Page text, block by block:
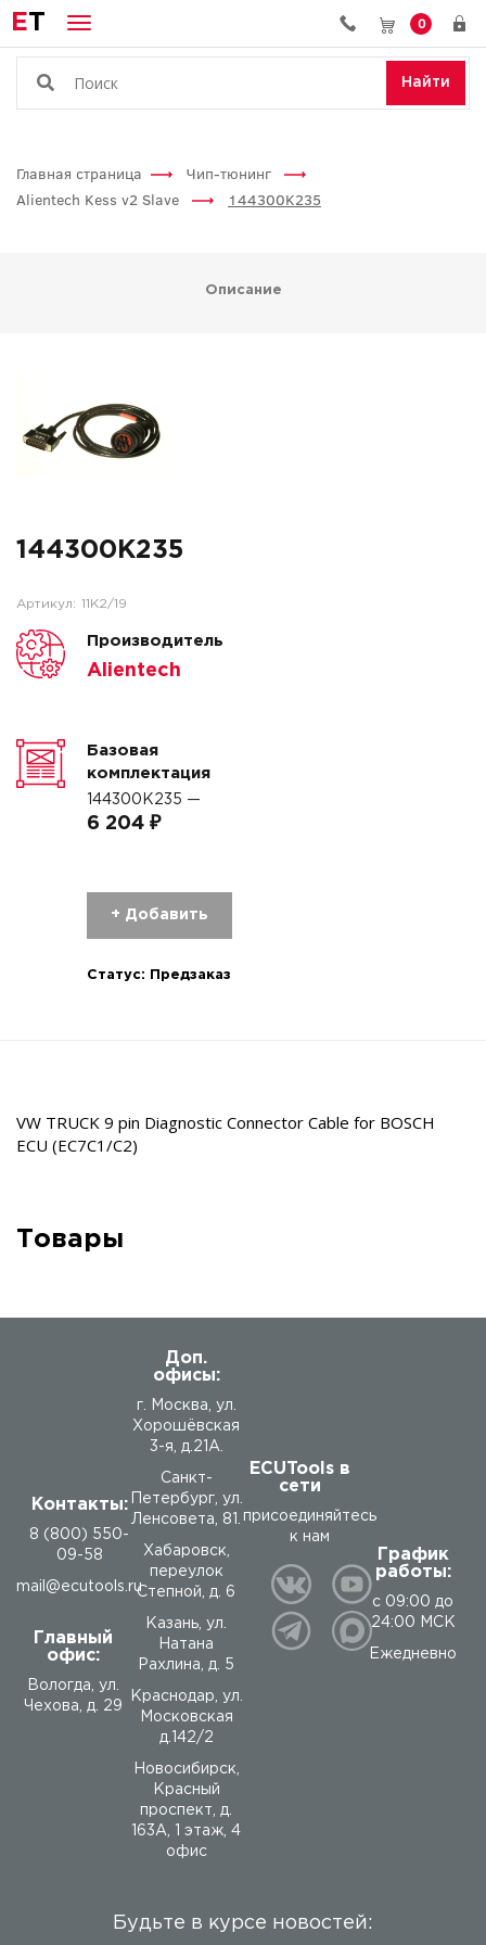
ET 0
Найти
Главная страница
Чип-тюнинг
Alientech Kess v2 Slave
144300K235
Описание
144300K235
Артикул: 11K2/19
Производитель
Alientech
Базовая
комплектация
144300K235 —
6 204 ₽
+ Добавить
Статус: Предзаказ
VW TRUCK 9 pin Diagnostic Connector Cable for BOSCH
ECU (EC7C1/C2)
Товары
Контакты:
8 (800) 550-
09-58
mail@ecutools.ru
Главный
офис:
Вологда
ул.
Чехова, д. 29
Доп.
офисы:
г. Москва, ул.
Хорошёвская
3-я, д.21А.
Санкт-
Петербург, ул.
Ленсовета, 81.
Хабаровск,
переулок
Степной, д. 6
Казань, ул.
Натана
Рахлина, д. 5
Краснодар, ул.
Московская
д.142/2
Новосибирск,
Красный
проспект, д.
163А, 1 этаж, 4
офис
ECUTools в
сети
присоединяйтесь
к нам
График
работы:
с 09:00 до
24:00 МСК
Ежедневно
Будьте в курсе новостей: